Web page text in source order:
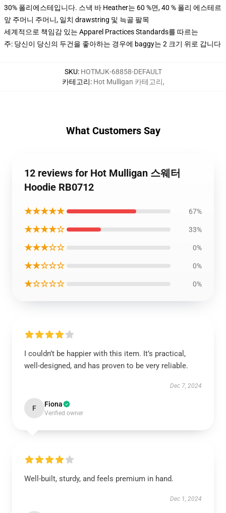
30% 폴리에스테입니다. 스낵 바 Heather는 60 %면, 40 % 폴리 에스테르
앞 주머니 주머니, 일치 drawstring 및 늑골 팔목
세계적으로 책임감 있는 Apparel Practices Standards를 따르는
주: 당신이 당신의 두건을 좋아하는 경우에 baggy는 2 크기 위로 갑니다
SKU: HOTMJK-68858-DEFAULT
카테고리: Hot Mulligan 카테고리,
What Customers Say
12 reviews for Hot Mulligan 스웨터
Hoodie RB0712
★★★★★ 67%
★★★★☆ 33%
★★★☆☆ 0%
★★☆☆☆ 0%
★☆☆☆☆ 0%
I couldn’t be happier with this item. It’s practical,
well-designed, and has proven to be very reliable.
Dec 7, 2024
F Fiona
Verified owner
Well-built, sturdy, and feels premium in hand.
Dec 1, 2024